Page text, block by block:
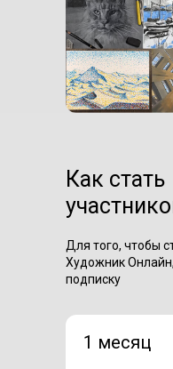
Как стать
Для того, чтобы
Художник
подписку
1 месяц